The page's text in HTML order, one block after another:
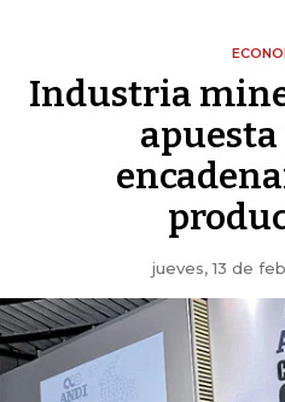
Industria
jueves, 13 de